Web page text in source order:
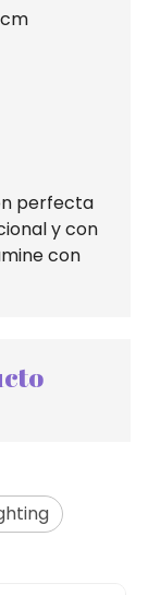
perfecta
y con
con